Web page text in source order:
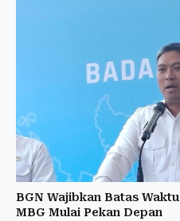
BGN Wajibkan Batas
MBG Mulai Pekan Depan